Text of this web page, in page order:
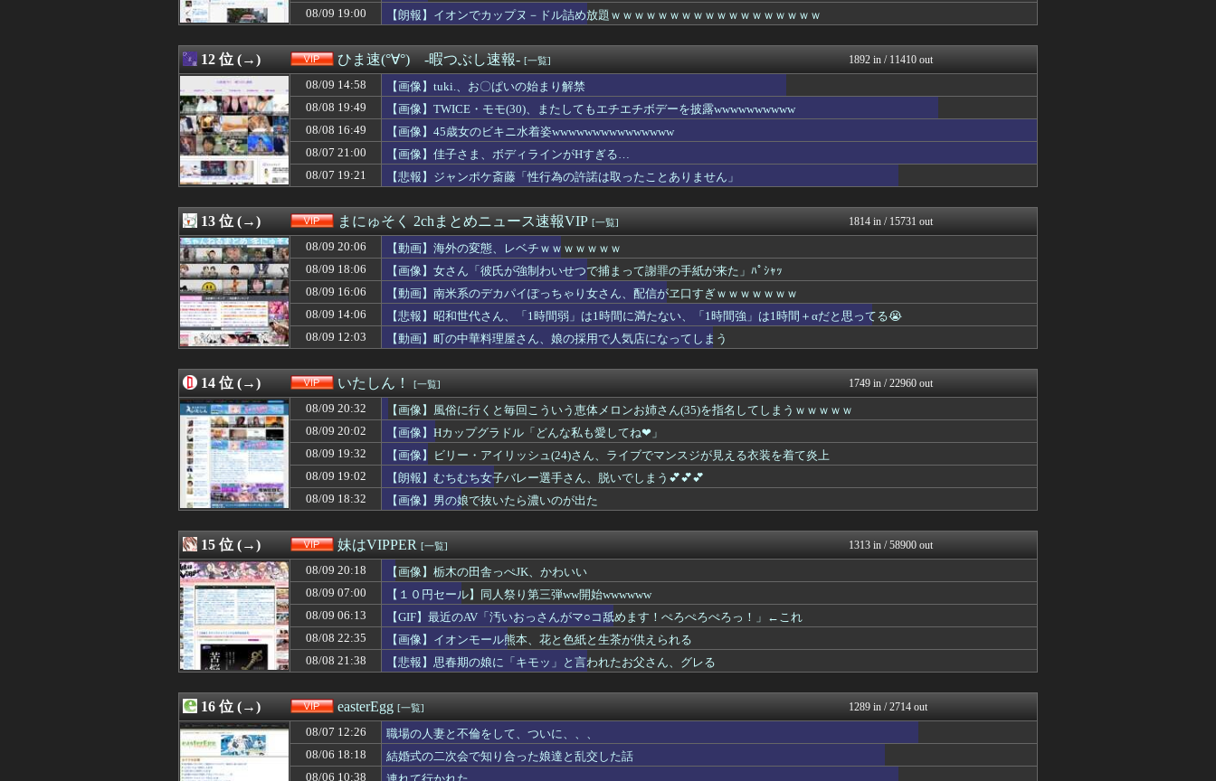
08/09 17:56
【悲報】東京都民「助けて。通勤時間減らしたいのに都心の近くが最低10万払わない...
08/09 17:45
赤信号「赤やで！止まってな！」セレナさん「セレナ行きます！」←これwwwwww...
(*ﾟ∀ﾟ)ゞカガクニュー...
08/09 17:44
彼女にストゼロ飲ませながらSEXしたらこうなるwww
まとめCUP
08/09 17:41
【動画】Gカップ女雀士岡田紗佳(32)、あたシコ乳プルンプルンダンス
BIPブログ
08/09 17:40
富裕層の｢ペット離れ｣が止まらない・・・
08/09 17:35
【衝撃】昭和のヤンキー女、まあまあ素行が悪いｗｗｗｗ (※画像あり)
08/09 17:34
「腕トレはいらない」おじさん、大量発生wwwwwwwwww
筋肉速報
08/09 17:33
育ちが良い女友達「赤ちゃん欲しい。。。」→お風呂でセ○クスした結果ｗｗｗｗｗｗ...
えっ!?またここのサイト?
08/09 17:32
【画像】お前らこの超美人容疑者が整形か否か判定たのむ！！
08/09 17:30
【画像】8/22開催「琵琶湖三市同時花火大会」、市公式「そんな花火大会は存在し...
08/09 17:25
【驚愕】絶対ワイフェラ上手いと思ってしたらｗｗｗｗｗｗｗｗｗｗwwww
バズッター速報
08/09 17:20
【画像】細いのにおっぱい健在女子ｗｗｗwｗｗｗｗｗｗｗｗ
なんJミュージアム
08/09 17:20
吉岡里帆が橋本環奈、広瀬すずクラスになれなかった理由ｗｗｗｗｗｗ
VIPPER速報
08/09 17:20
【画像】山ガールさん、山でラーメンを食べたらおじさんに怒られるｗｗｗ
08/09 17:11
【朗報】ウェットスーツの脱ぎ方を教えるたった20秒の動画、900万回以上再生さ...
08/09 17:09
【画像】女さんの平均的なキャンプ姿、エッッッッッッッッッッッッッッッッッ！
うしみつ-5chまとめ-
08/09 17:09
「インコを見せてあげる」公園に女児を連れ込み淫行をした男逮捕
コノユビニュース｜みんなの...
08/09 17:09
【画像】温泉の中で「これ」やったことあるやつwwwwww
ぶる速-VIP
08/09 17:03
【たし蟹】鬼滅があそこまでヒットしたのってやっぱ「ノイズ」が一切無いからよな
08/09 17:02
【画像】最近の女子高生、まことにけしからん
いたしん！
08/09 17:00
【画像】あのちゃん、なんか別人になる・・・
【2ch】ニュー速クオリテ...
08/09 17:00
トー横キッズ、大人に失望してしまう「具体的に何もしてくれなくて傷つく」
マジキチ速報
08/09 16:45
【画像】長良花火大会、AIレベルの綺麗すぎるプロポーズ花火が打ち上がる㊗🎇
ラビット速報
08/09 16:40
【画像】元大関・貴景勝の湊川親方、誕生日を迎え『誰！？』と話題にｗｗｗ
スコールちゃんねる｜２ちゃ...
08/09 16:39
【画像】北朝鮮のビアガール、エッッッッッッッッッッッッッッッッッ！
08/09 16:34
【悲報】ディズニーとUSJ、JKのダンス会場になってしまうｗｗｗｗｗ
筋肉速報
08/09 16:31
【画像】スレンダー美脚さん、とんでもないダンスを披露してしまうwwwwwwww...
BIPブログ
08/09 16:31
【悲報】佐藤二朗（57） 主演映画、消滅ｗｗｗｗｗｗｗｗ
08/09 16:30
【画像】瞬間-26℃冷却のベルトファンが今なら4,980円ｗｗｗｗｗｗ
08/09 16:25
女友達「sexしちゃったね・・」 俺「うん(これって付き合う流れなのかな)ww...
バズッター速報
08/09 16:20
【悲報】高市早苗さん、高木美帆の国民栄誉賞なのに自分がメインのPVを公開してし... もみあげチャ～シュ～
08/09 19:00
【朗報】イオンでカップヌ－ドル詰め放題ｗｗｗｗｗｗｗｗｗｗｗｗｗｗｗｗｗｗ
12 位 (→) ひま速(°∀°) -暇つぶし速報- [一覧] 1892 in / 11410 out
08/09 14:58
【画像】tuki.、お〇ぱいの始まり解禁
08/08 19:49
【画像】TWICE・モモ(30)、またしてもエチエチボデーを披露wwwwwwwwww
08/08 16:49
【画像】45歳女のビキニ水着姿wwwwwwwwwwwwwww
08/07 21:00
【画像】佳子さま、ボディラインがHすぎる…
08/07 19:21
【悲報】ジャンポケ斎藤「性行為の許諾は取ったことありません」
13 位 (→) まにゅそく 2chまとめニュース速報VIP [一覧] 1814 in / 15731 out
08/09 20:06
【動画】海外の変態、レベチｗｗｗｗｗｗｗ
08/09 18:06
【画像】女さん「彼氏が強制わいせつで捕まって謝罪の手紙が来た」ﾊﾟｼｬｯ
08/09 16:06
【動画】南米系のデカパイぽっちゃり女さん、配信がヱ口すぎｗｗｗｗｗｗｗ
08/09 14:06
【悲報】昭和世代さん、「1時間弱」は1時間に満たない、「1時間強」は1時間＋αだと思ってる😭
08/09 12:03
【動画】町の中華料理屋さん、娘の採用で人気店になってしまう
14 位 (→) いたしん！ [一覧] 1749 in / 22960 out
08/09 20:32
【画像】風俗に行くと毎回こういう恵体メロンお姉さん(35)を指名してしまうｗｗｗｗｗ
08/09 20:02
【画像】Hカップグラドル「どんな私も愛してね❤」
08/09 19:32
【画像】ビリー・アイリッシュ(24)さん、ライブでマンスジが見える衣装を着て炎上
08/09 19:02
【朗報】むちむち女子バレー選手さん、脱いでしまう💕💕💕
08/09 18:32
【画像】男の娘で抜いたら濃いのが出た
15 位 (→) 妹はVIPPER [一覧] 1313 in / 58900 out
08/09 20:18
【画像】栃木の田舎っぺJK、かわいい
08/09 07:00
【１０円セール】同人祭り第三弾ww開始wwwwww
08/09 06:13
【GIF】最近のAV「汚いおっさんがマ○コ舐めます！ぺろぺろぺろっ！」←これ
08/08 22:35
【画像】イオンモール熊本、花と色紙と生茶が供えられる
08/08 21:38
【悲報】思春期の娘に「キモッ」と言われたお父さん、グレる
16 位 (→) easterEgg [一覧] 1289 in / 2714 out
08/07 12:26
職場の人妻と不倫をして、ついに、、、
08/06 18:18
結婚式の二次会で知り合った娘達と乱交した話
08/06 10:38